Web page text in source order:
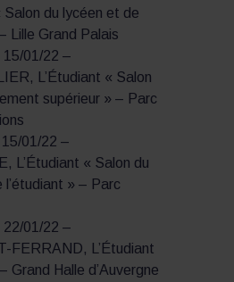
Salon du lycéen et de
Lille Grand Palais
15/01/22 –
L’Étudiant « Salon
supérieur » – Parc
01/22 –
L’Étudiant « Salon du
l’étudiant » – Parc
22/01/22 –
FERRAND, L’Étudiant
Grand Halle d’Auvergne